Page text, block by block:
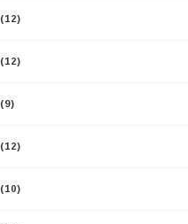
(12)
(12)
(9)
(12)
(10)